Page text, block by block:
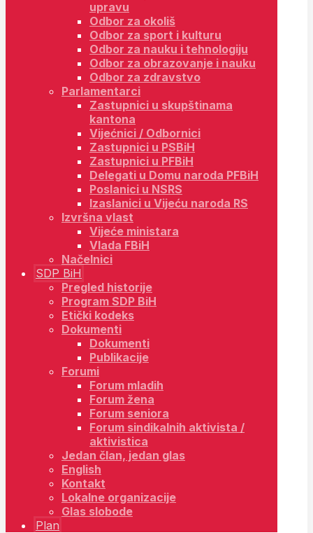
upravu
Odbor za okoliš
Odbor za sport i kulturu
Odbor za nauku i tehnologiju
Odbor za obrazovanje i nauku
Odbor za zdravstvo
Parlamentarci
Zastupnici u skupštinama
kantona
Vijećnici / Odbornici
Zastupnici u PSBiH
Zastupnici u PFBiH
Delegati u Domu naroda PFBiH
Poslanici u NSRS
Izaslanici u Vijeću naroda RS
Izvršna vlast
Vijeće ministara
Vlada FBiH
Načelnici
SDP BiH
Pregled historije
Program SDP BiH
Etički kodeks
Dokumenti
Dokumenti
Publikacije
Forumi
Forum mladih
Forum žena
Forum seniora
Forum sindikalnih aktivista /
aktivistica
Jedan član, jedan glas
English
Kontakt
Lokalne organizacije
Glas slobode
Plan